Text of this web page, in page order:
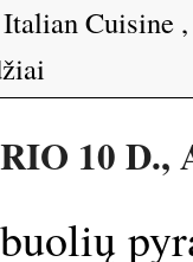
Italian Cuisine
10